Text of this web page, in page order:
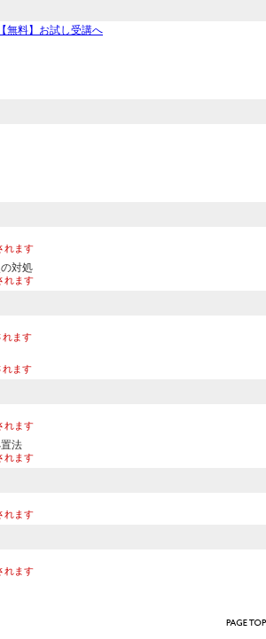
【無料】お試し受講へ
れます
対処
れます
れます
れます
れます
法
れます
れます
れます